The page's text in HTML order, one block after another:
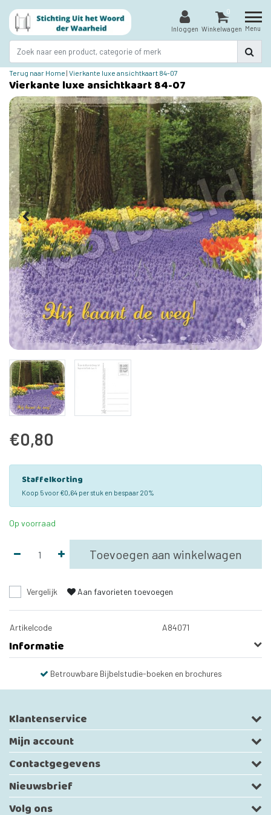
Inloggen
0
Winkelwagen Menu
Terug naar Home | Vierkante luxe ansichtkaart 84-07
Vierkante luxe ansichtkaart 84-07
€0,80
Staffelkorting
Koop 5 voor €0,64 per stuk en bespaar 20%
Op voorraad
Toevoegen aan winkelwagen
Vergelijk Aan favorieten toevoegen
Artikelcode A84071
Informatie
Betrouwbare Bijbelstudie-boeken en brochures
Klantenservice
Mijn account
Contactgegevens
Nieuwsbrief
Volg ons